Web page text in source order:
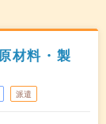
材料・製
派遣